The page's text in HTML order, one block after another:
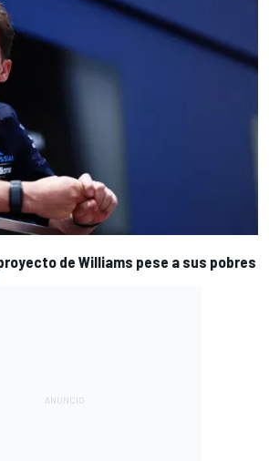
de Williams pese a sus pobres